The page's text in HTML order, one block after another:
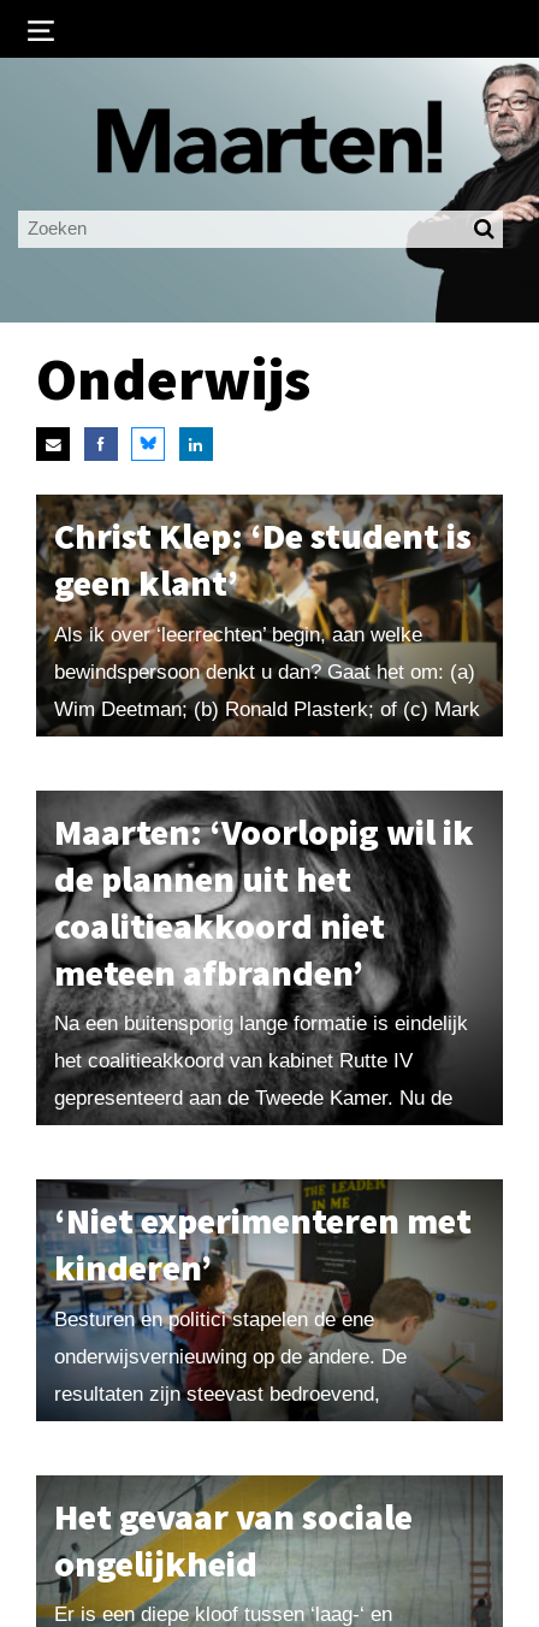
Ingelogd blijven
LOGIN
Onderwijs
Christ Klep: ‘De student is
geen klant’
Als ik over ‘leerrechten’ begin, aan welke
bewindspersoon denkt u dan? Gaat het om: (a)
Wim Deetman; (b) Ronald Plasterk; of (c) Mark
Maarten: ‘Voorlopig wil ik
de plannen uit het
coalitieakkoord niet
meteen afbranden’
Na een buitensporig lange formatie is eindelijk
het coalitieakkoord van kabinet Rutte IV
gepresenteerd aan de Tweede Kamer. Nu de
‘Niet experimenteren met
kinderen’
Besturen en politici stapelen de ene
onderwijsvernieuwing op de andere. De
resultaten zijn steevast bedroevend,
Nederlandse onderwijsbeleid....
Het gevaar van sociale
ongelijkheid
Er is een diepe kloof tussen ‘laag-‘ en